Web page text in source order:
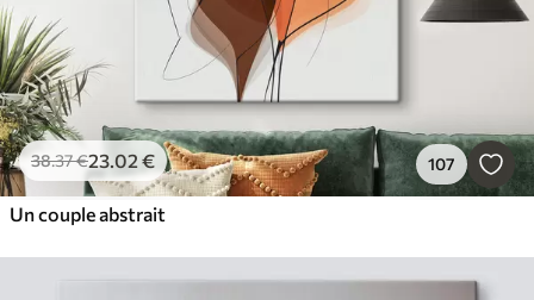
38.37€23.02 € 107
Un couple abstrait